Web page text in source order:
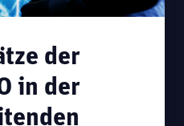
der
in der